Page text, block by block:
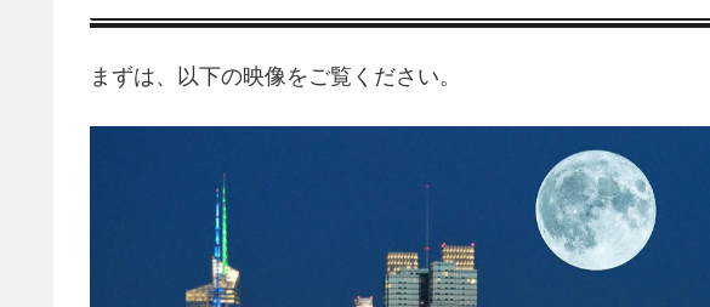
まずは、以下の映像をご覧ください。